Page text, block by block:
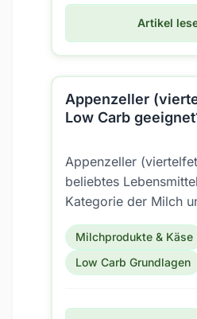
Artikel
Appenzeller
Low Carb
Appenzeller
beliebtes
Kategorie der Milch
Milchprodukte/
auch für eine Low
Milchprodukte & Käse
Low Carb Grundlagen